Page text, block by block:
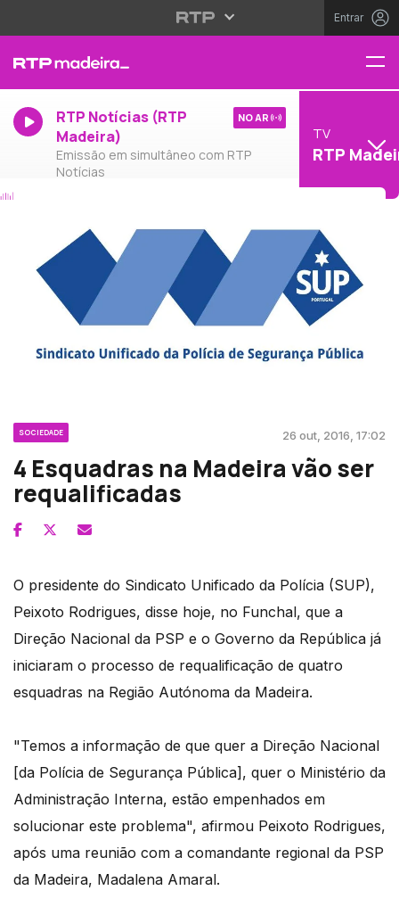
Entrar
RTP Notícias (RTP
Madeira)
Emissão em simultâneo com RTP
Notícias
NO AR
TV
RTP
SOCIEDADE 26 out, 2016, 17:02
4 Esquadras na Madeira vão ser
requalificadas
O presidente do Sindicato Unificado da Polícia (SUP),
Peixoto Rodrigues, disse hoje, no Funchal, que a
Direção Nacional da PSP e o Governo da República já
iniciaram o processo de requalificação de quatro
esquadras na Região Autónoma da Madeira.
"Temos a informação de que quer a Direção Nacional
[da Polícia de Segurança Pública], quer o Ministério da
Administração Interna, estão empenhados em
solucionar este problema", afirmou Peixoto Rodrigues,
após uma reunião com a comandante regional da PSP
da Madeira, Madalena Amaral.